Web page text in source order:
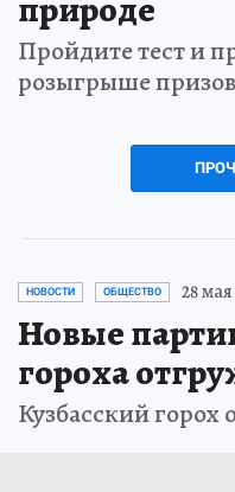
природе
Пройдите тест и
розыгрыше призов
НОВОСТИ ОБЩЕСТВО 28 мая
Новые
гороха
Кузбасский горох